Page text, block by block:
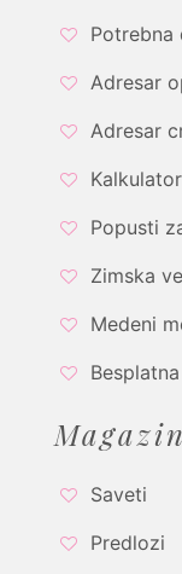
Potrebna
Adresar
Adresar
Popusti
Zimska
Medeni
Magazin
Saveti
Predlozi